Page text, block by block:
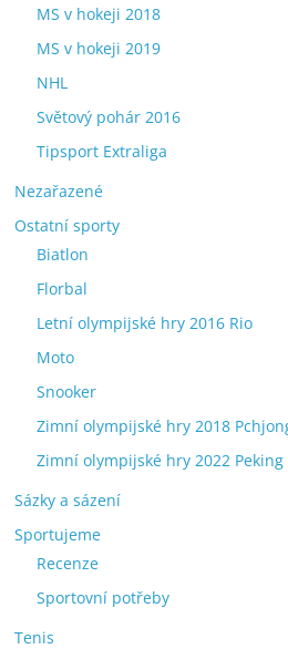
MS v hokeji 2018
MS v hokeji 2019
NHL
Světový pohár 2016
Tipsport Extraliga
Nezařazené
Ostatní sporty
Biatlon
Florbal
Letní olympijské hry 2016 Rio
Moto
Snooker
Zimní olympijské hry 2018
Zimní olympijské hry 2022 Peking
Sázky a sázení
Sportujeme
Recenze
Sportovní potřeby
Tenis